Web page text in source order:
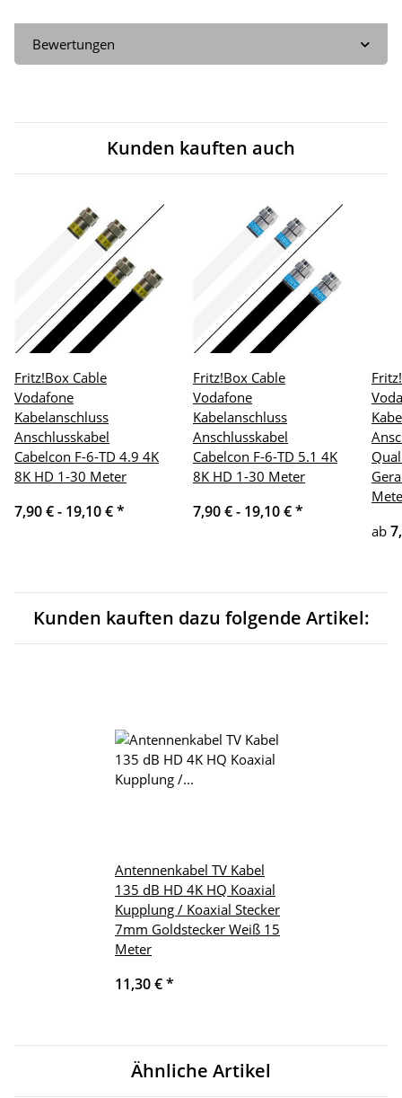
Bewertungen
Kunden kauften auch
Fritz!Box Cable
Vodafone
Kabelanschluss
Anschlusskabel
Cabelcon F-6-TD 4.9 4K
8K HD 1-30 Meter
7,90 € - 19,10 €*
Fritz!Box Cable
Vodafone
Kabelanschluss
Anschlusskabel
Cabelcon F-6-TD 5.1 4K
8K HD 1-30 Meter
7,90 € - 19,10 €*
ab
Kunden kauften dazu folgende Artikel:
Antennenkabel TV Kabel
135 dB HD 4K HQ Koaxial
Kupplung / Koaxial Stecker
7mm Goldstecker Weiß 15
Meter
11,30 €*
Ähnliche Artikel